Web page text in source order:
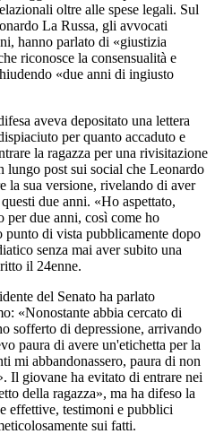
oltre alle spese legali. Sul
La Russa, gli avvocati
hanno parlato di «giustizia
riconosce la consensualità e
«due anni di ingiusto
aveva depositato una lettera
per quanto accaduto e
la ragazza per una rivisitazione
lungo post sui social che Leonardo
la sua versione, rivelando di aver
due anni. «Ho aspettato,
per due anni, così come ho
punto di vista pubblicamente dopo
senza mai aver subito una
il 24enne.
del Senato ha parlato
«Nonostante abbia cercato di
sofferto di depressione, arrivando
paura di avere un'etichetta per la
mi abbandonassero, paura di non
Il giovane ha evitato di entrare nei
della ragazza», ma ha difeso la
effettive, testimoni e pubblici
sui fatti.